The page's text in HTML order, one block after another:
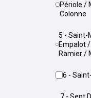
Périole /
Colonne
5 - Saint-Michel / Saint-Agne /
Empalot /
Ramier /
6 -